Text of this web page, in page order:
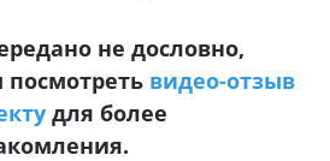
не дословно,
видео-отзыв
для более